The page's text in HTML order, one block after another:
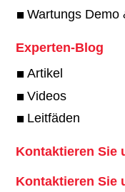
Wartungs Demo
Experten-Blog
Artikel
Videos
Leitfäden
Kontaktieren Sie
Kontaktieren Sie